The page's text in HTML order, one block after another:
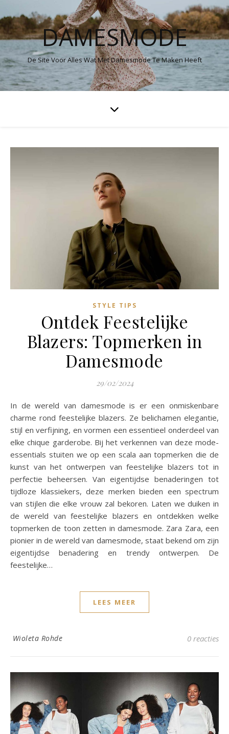
DAMESMODE
De Site Voor Alles Wat Met Damesmode Te Maken Heeft
STYLE TIPS
Ontdek Feestelijke
Blazers: Topmerken in
Damesmode
29/02/2024
In de wereld van damesmode is er een onmiskenbare
charme rond feestelijke blazers. Ze belichamen elegantie,
stijl en verfijning, en vormen een essentieel onderdeel van
elke chique garderobe. Bij het verkennen van deze mode-
essentials stuiten we op een scala aan topmerken die de
kunst van het ontwerpen van feestelijke blazers tot in
perfectie beheersen. Van eigentijdse benaderingen tot
tijdloze klassiekers, deze merken bieden een spectrum
van stijlen die elke vrouw zal bekoren. Laten we duiken in
de wereld van feestelijke blazers en ontdekken welke
topmerken de toon zetten in damesmode. Zara Zara, een
pionier in de wereld van damesmode, staat bekend om zijn
eigentijdse benadering en trendy ontwerpen. De
feestelijke…
LEES MEER
Wioleta Rohde 0 reacties